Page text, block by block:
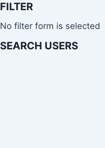
FILTER
No filter form is selected
SEARCH USERS